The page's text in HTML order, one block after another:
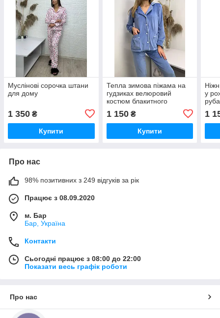
Муслінові сорочка штани
для дому
1 350 ₴
Купити
Тепла зимова піжама на
гудзиках велюровий
костюм блакитного
1 150₴
Купити
у
1
Про нас
98% позитивних з 249 відгуків за рік
Працює з 08.09.2020
м. Бар
Бар, Україна
Контакти
Сьогодні працює з 08:00 до 22:00
Показати весь графік роботи
Про нас